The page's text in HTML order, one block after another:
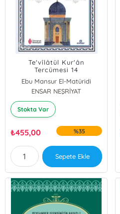
Te'vîlâtül Kur'ân
Tercümesi 14
Ebu Mansur El-Matüridi
ENSAR NEŞRİYAT
Stokta Var
₺455,00 %35
Sepete Ekle